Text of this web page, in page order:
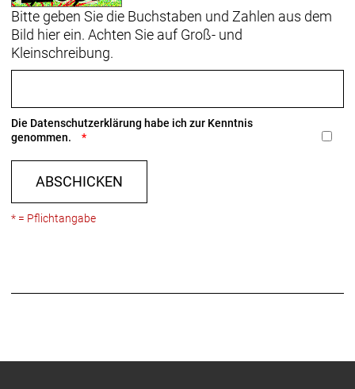
Bitte geben Sie die Buchstaben und Zahlen aus dem
Bild hier ein. Achten Sie auf Groß- und
Kleinschreibung.
Die Datenschutzerklärung habe ich zur Kenntnis
genommen.
ABSCHICKEN
* = Pflichtangabe